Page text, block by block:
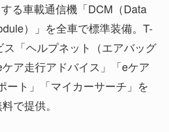
る車載通信機「DCM（Data
）」を全車で標準装備。T-
「ヘルプネット（エアバッグ
ア走行アドバイス」「eケア
ート」「マイカーサーチ」を
で提供。